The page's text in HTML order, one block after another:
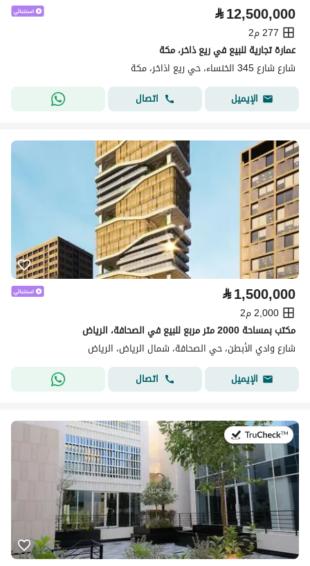
⃁12,500,000
277 م2
عمارة تجارية للبيع في ريع ذاخر، مكة
شارع شارع 345 الخنساء، حي ريع اذاخر، مكة
الإيميل
اتصال
⃁1,500,000
2,000 م2
مكتب بمساحة 2000 متر مربع للبيع في الصحافة، الرياض
شارع وادي الأبطن، حي الصحافة، شمال الرياض، الرياض
الإيميل
اتصال
في:1 أغسطس 2026